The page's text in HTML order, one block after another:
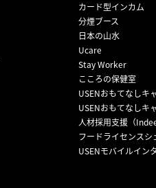
カード型インカム
分煙ブース
日本の山水
Ucare
Stay Worker
こころの保健室
USENおもてなしキ
USENおもてなしキ
人材採用支援（
フードライセンス
USENモバイルイン